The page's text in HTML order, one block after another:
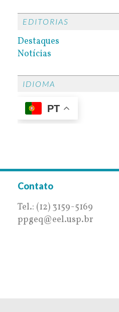
EDITORIAS
Destaques
Notícias
IDIOMA
PT
Contato
Tel.: (12) 3159-5169
ppgeq@eel.usp.br